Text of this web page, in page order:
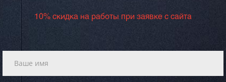
10% скидка на работы при заявке с сайта